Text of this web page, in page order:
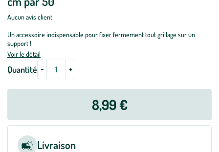
Aucun avis client
Un accessoire indispensable pour fixer fermement tout grillage sur un
support !
Voir le détail
Quantité - +
8,99 €
Livraison